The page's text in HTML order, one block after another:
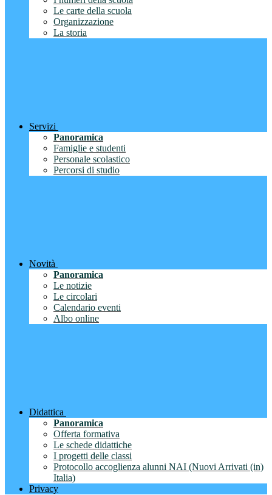
Le carte della scuola
Organizzazione
La storia
Servizi
Panoramica
Famiglie e studenti
Personale scolastico
Percorsi di studio
Novità
Panoramica
Le notizie
Le circolari
Calendario eventi
Albo online
Didattica
Panoramica
Offerta formativa
Le schede didattiche
I progetti delle classi
Protocollo accoglienza alunni NAI (Nuovi Arrivati (in)
Italia)
Privacy